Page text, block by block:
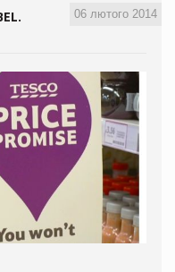
06 лютого 2014